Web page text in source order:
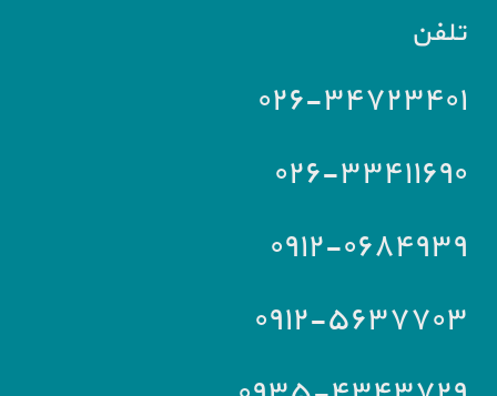
تلفن
۰۲۶-۳۴۷۲۳۴۰۱
۰۲۶-۳۳۴۱۱۶۹۰
۰۹۱۲-۰۶۸۴۹۳۹
۰۹۱۲-۵۶۳۷۷۰۳